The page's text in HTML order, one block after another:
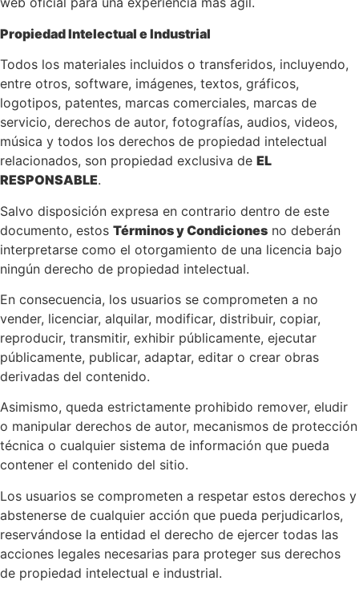
Propiedad Intelectual e Industrial
Todos los materiales incluidos o transferidos, incluyendo,
entre otros, software, imágenes, textos, gráficos,
logotipos, patentes, marcas comerciales, marcas de
servicio, derechos de autor, fotografías, audios, videos,
música y todos los derechos de propiedad intelectual
relacionados, son propiedad exclusiva de EL
RESPONSABLE.
Salvo disposición expresa en contrario dentro de este
documento, estos Términos y Condiciones no deberán
interpretarse como el otorgamiento de una licencia bajo
ningún derecho de propiedad intelectual.
En consecuencia, los usuarios se comprometen a no
vender, licenciar, alquilar, modificar, distribuir, copiar,
reproducir, transmitir, exhibir públicamente, ejecutar
públicamente, publicar, adaptar, editar o crear obras
derivadas del contenido.
Asimismo, queda estrictamente prohibido remover, eludir
o manipular derechos de autor, mecanismos de protección
técnica o cualquier sistema de información que pueda
contener el contenido del sitio.
Los usuarios se comprometen a respetar estos derechos y
abstenerse de cualquier acción que pueda perjudicarlos,
reservándose la entidad el derecho de ejercer todas las
acciones legales necesarias para proteger sus derechos
de propiedad intelectual e industrial.